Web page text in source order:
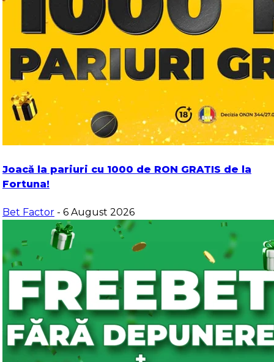
Joacă la pariuri cu 1000 de RON GRATIS de la
Fortuna!
Bet Factor - 6 August 2026